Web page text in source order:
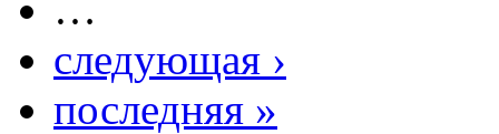
следующая ›
последняя »